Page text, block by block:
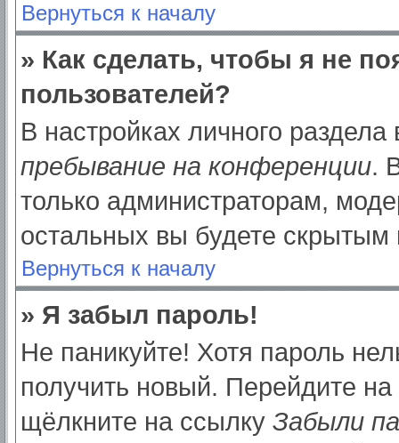
Вернуться к началу
» Как сделать, чтобы я не
пользователей?
В настройках личного
пребывание на конференции.
только администраторам,
остальных вы будете скрытым
Вернуться к началу
» Я забыл пароль!
Не паникуйте! Хотя пароль
получить новый. Перейдите
щёлкните на ссылку Забыли